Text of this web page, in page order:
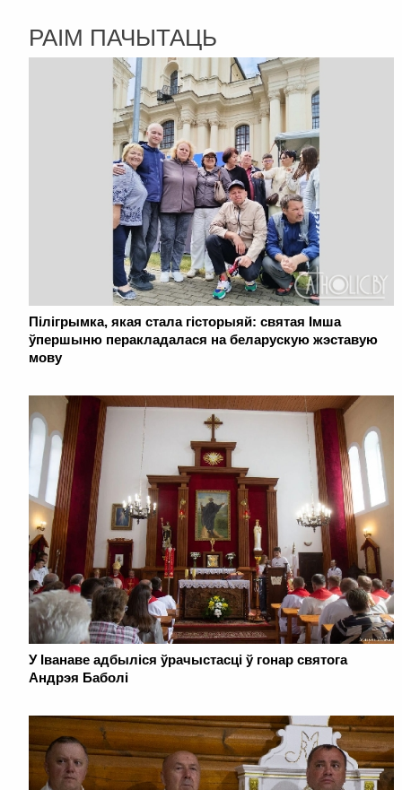
РАІМ ПАЧЫТАЦЬ
Пілігрымка, якая стала гісторыяй: святая Імша
ўпершыню перакладалася на беларускую жэставую
мову
У Іванаве адбыліся ўрачыстасці ў гонар святога
Андрэя Баболі